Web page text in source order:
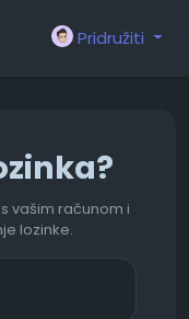
Pridružiti
vašim računom i
lozinke.